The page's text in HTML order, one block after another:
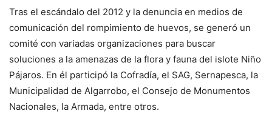
Tras el escándalo del 2012 y la denuncia en medios de
comunicación del rompimiento de huevos, se generó un
comité con variadas organizaciones para buscar
soluciones a la amenazas de la flora y fauna del islote Niño
Pájaros. En él participó la Cofradía, el SAG, Sernapesca, la
Municipalidad de Algarrobo, el Consejo de Monumentos
Nacionales, la Armada, entre otros.